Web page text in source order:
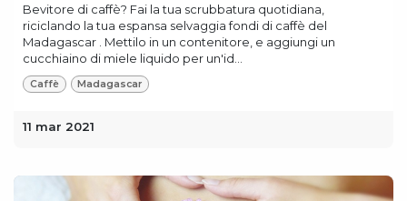
Bevitore di caffè? Fai la tua scrubbatura quotidiana,
riciclando la tua espansa selvaggia fondi di caffè del
Madagascar . Mettilo in un contenitore, e aggiungi un
cucchiaino di miele liquido per un'id...
Caffè Madagascar
11 mar 2021